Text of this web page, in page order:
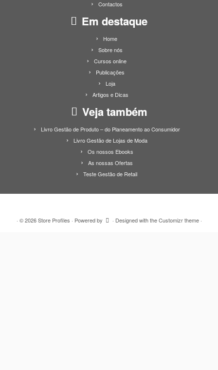
Contactos
Em destaque
Home
Sobre nós
Cursos online
Publicações
Loja
Artigos e Dicas
Veja também
Livro Gestão de Produto – do Planeamento ao Consumidor
Livro Gestão de Lojas de Moda
Os nossos Ebooks
As nossas Ofertas
Teste Gestão de Retail
· © 2026 Store Profiles · Powered by · Designed with theCustomizr theme·